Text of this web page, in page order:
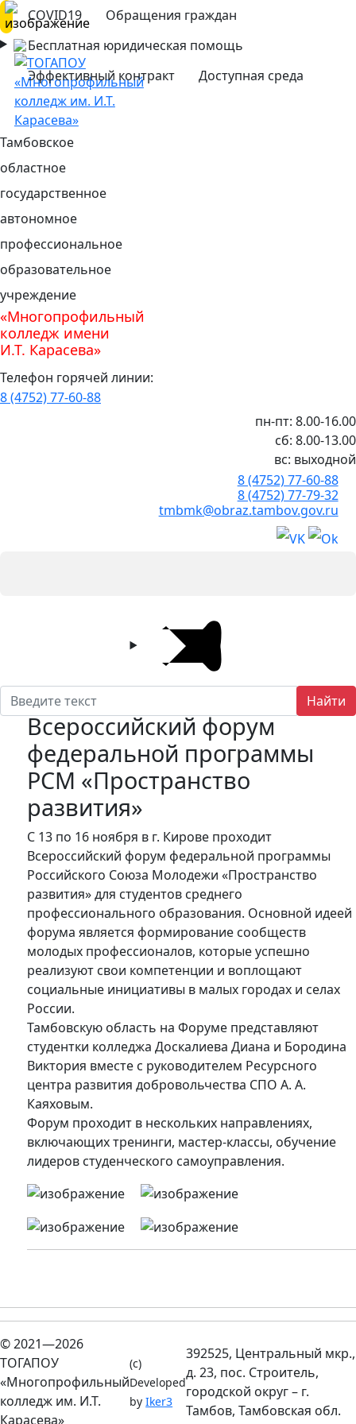
COVID19
Обращения граждан
Бесплатная юридическая помощь
Эффективный контракт
Доступная среда
Тамбовское
областное
государственное
автономное
профессиональное
образовательное
учреждение
«Многопрофильный
колледж имени
И.Т. Карасева»
Телефон горячей линии:
8 (4752) 77-60-88
пн-пт: 8.00-16.00
сб: 8.00-13.00
вс: выходной
8 (4752) 77-60-88
8 (4752) 77-79-32
tmbmk@obraz.tambov.gov.ru
Найти
Всероссийский форум
федеральной программы
РСМ «Пространство
развития»
С 13 по 16 ноября в г. Кирове проходит
Всероссийский форум федеральной программы
Российского Союза Молодежи «Пространство
развития» для студентов среднего
профессионального образования. Основной идеей
форума является формирование сообществ
молодых профессионалов, которые успешно
реализуют свои компетенции и воплощают
социальные инициативы в малых городах и селах
России.
Тамбовскую область на Форуме представляют
студентки колледжа Доскалиева Диана и Бородина
Виктория вместе с руководителем Ресурсного
центра развития добровольчества СПО А. А.
Каяховым.
Форум проходит в нескольких направлениях,
включающих тренинги, мастер-классы, обучение
лидеров студенческого самоуправления.
© 2021—2026
ТОГАПОУ
«Многопрофильный
колледж им. И.Т.
Карасева»
(c)
Developed
byIker3
392525, Центральный мкр.,
д. 23, пос. Строитель,
городской округ – г.
Тамбов, Тамбовская обл.